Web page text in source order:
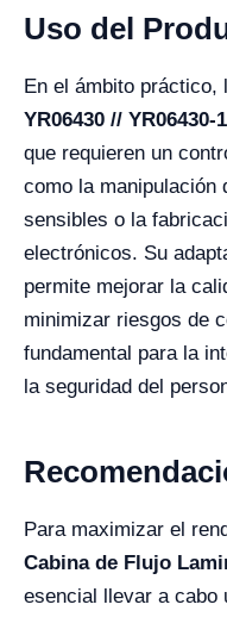
Uso del
En el ámbito práctico,
YR06430 // YR06430-1
que requieren un
como la manipulación
sensibles o la
electrónicos. Su
permite mejorar la
minimizar riesgos de
fundamental para la
la seguridad del
Para maximizar el
Cabina de Flujo
esencial llevar a cabo